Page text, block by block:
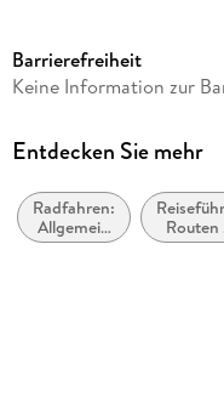
Reihe
Autor/Autorin
Verlag/Hersteller
Droste Verlag
Barrierefreiheit
Keine Information zur
Entdecken Sie mehr
Radfahren:
Allgemein
und
Routen
Wege